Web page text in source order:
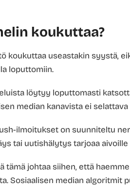
koukuttaa?
koukuttaa useastakin syystä,
loputtomiin.
löytyy loputtomasti
median kanavista ei
ilmoitukset on suunniteltu
tai uutishälytys tarjoaa
tämä johtaa siihen, että
Sosiaalisen median algoritmit